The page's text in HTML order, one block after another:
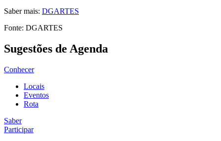
Saber mais: DGARTES
Fonte: DGARTES
Sugestões de Agenda
Conhecer
Locais
Eventos
Rota
Saber
Participar